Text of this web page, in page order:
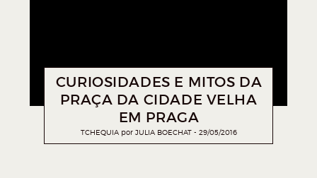
CURIOSIDADES E MITOS DA
PRAÇA DA CIDADE VELHA
EM PRAGA
TCHEQUIA por JULIA BOECHAT 29/05/2016